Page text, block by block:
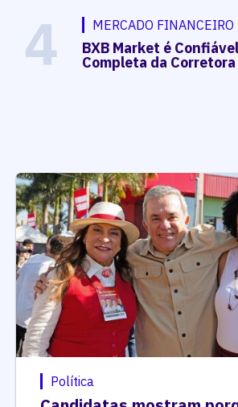
4 MERCADO FINANCEIRO
BXB Market é
Completa da
Política